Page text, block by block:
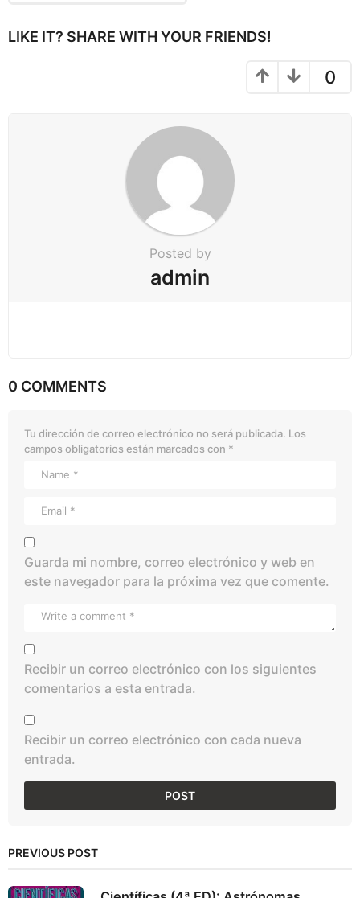
iLIKE IT? SHARE WITH YOUR FRIENDS!
0
Posted by
admin
0 COMMENTS
Tu dirección de correo electrónico no será publicada. Los
campos obligatorios están marcados con *
Guarda mi nombre, correo electrónico y web en
este navegador para la próxima vez que comente.
Recibir un correo electrónico con los siguientes
comentarios a esta entrada.
Recibir un correo electrónico con cada nueva
entrada.
PREVIOUS POST